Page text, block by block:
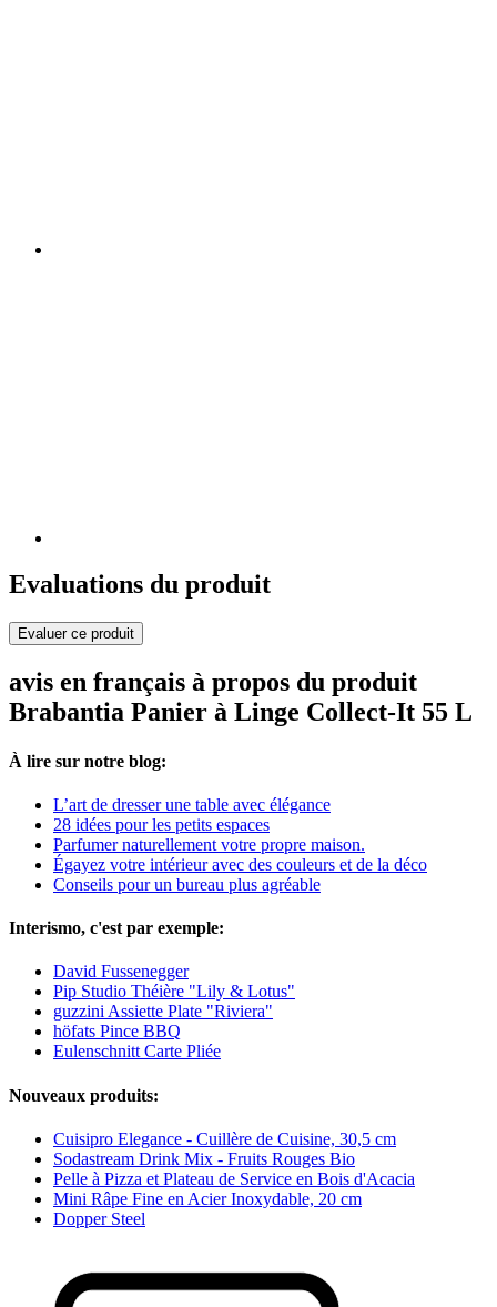
Evaluations du produit
Evaluer ce produit
avis en français à propos du produit
Brabantia Panier à Linge Collect-It 55 L
À lire sur notre blog:
L’art de dresser une table avec élégance
28 idées pour les petits espaces
Parfumer naturellement votre propre maison.
Égayez votre intérieur avec des couleurs et de la déco
Conseils pour un bureau plus agréable
Interismo, c'est par exemple:
David Fussenegger
Pip Studio Théière "Lily & Lotus"
guzzini Assiette Plate "Riviera"
höfats Pince BBQ
Eulenschnitt Carte Pliée
Nouveaux produits:
Cuisipro Elegance - Cuillère de Cuisine, 30,5 cm
Sodastream Drink Mix - Fruits Rouges Bio
Pelle à Pizza et Plateau de Service en Bois d'Acacia
Mini Râpe Fine en Acier Inoxydable, 20 cm
Dopper Steel